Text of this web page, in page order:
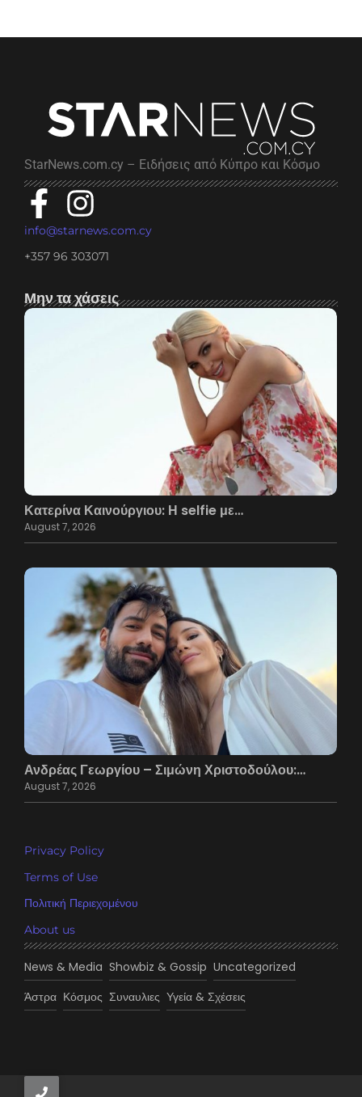
StarNews.com.cy – Ειδήσεις από Κύπρο και Κόσμο
info@starnews.com.cy
+357 96 303071
Μην τα χάσεις
Κατερίνα Καινούργιου: Η selfie με…
August 7, 2026
Ανδρέας Γεωργίου – Σιμώνη Χριστοδούλου:…
August 7, 2026
Privacy Policy
Terms of Use
Πολιτική Περιεχομένου
About us
News & Media Showbiz & Gossip Uncategorized
Άστρα Κόσμος Συναυλιες Υγεία & Σχέσεις